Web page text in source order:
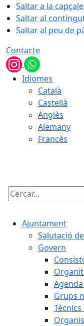
Saltar a la
Saltar al
Saltar al peu de
Contacte
Idiomes
Català
Castellà
Anglès
Alemany
Francès
Cercar:
Ajuntament
Salutació
Govern
Grups